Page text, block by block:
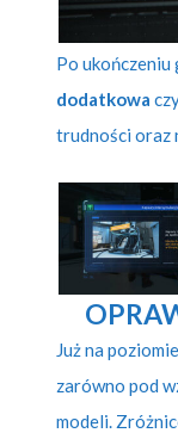
Po
dodatkowa
trudności oraz
Już na
zarówno pod
modeli.